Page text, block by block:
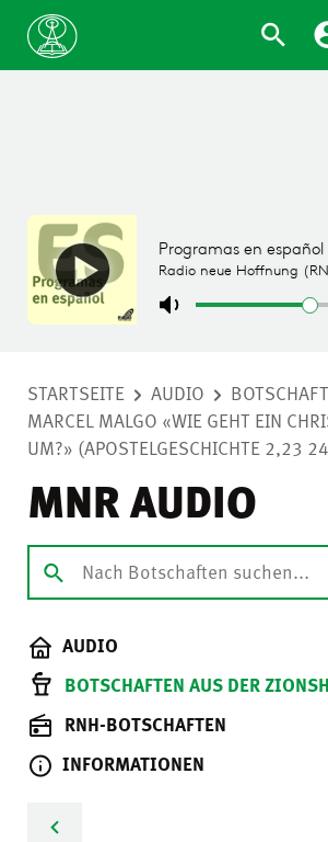
STARTSEITE AUDIO
MARCEL MALGO «WIE GEHT EIN
UM?» (APOSTELGESCHICHTE 2,23
MNR AUDIO
AUDIO
BOTSCHAFTEN AUS DER
RNH-BOTSCHAFTEN
INFORMATIONEN